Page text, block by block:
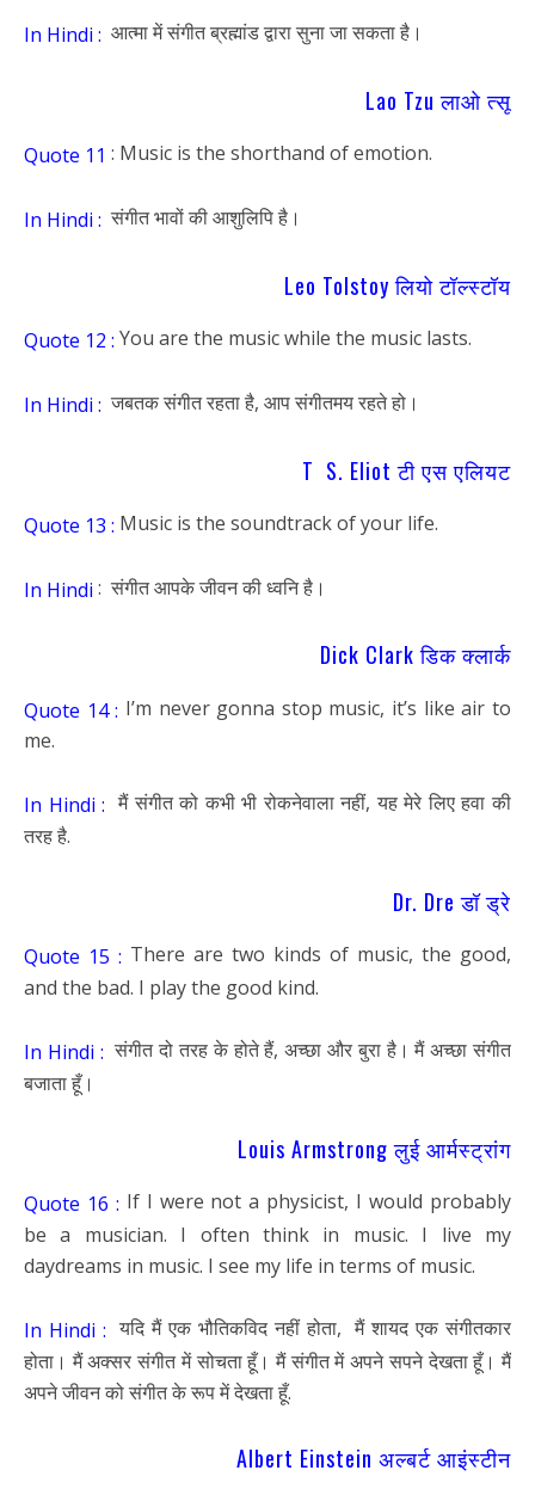
In Hindi : आत्मा में संगीत ब्रह्मांड द्वारा सुना जा सकता है।
Lao Tzu लाओ त्सू
Quote 11 : Music is the shorthand of emotion.
In Hindi : संगीत भावों की आशुलिपि है।
Leo Tolstoy लियो टॉल्स्टॉय
Quote 12 : You are the music while the music lasts.
In Hindi : जबतक संगीत रहता है, आप संगीतमय रहते हो।
T S. Eliot टी एस एलियट
Quote 13 : Music is the soundtrack of your life.
In Hindi : संगीत आपके जीवन की ध्वनि है।
Dick Clark डिक क्लार्क
Quote 14 : I’m never gonna stop music, it’s like air to
me.
In Hindi : मैं संगीत को कभी भी रोकनेवाला नहीं, यह मेरे लिए हवा की
तरह है.
Dr. Dre डॉ ड्रे
Quote 15 : There are two kinds of music, the good,
and the bad. I play the good kind.
In Hindi : संगीत दो तरह के होते हैं, अच्छा और बुरा है। मैं अच्छा संगीत
बजाता हूँ।
Louis Armstrong लुई आर्मस्ट्रांग
Quote 16 : If I were not a physicist, I would probably
be a musician. I often think in music. I live my
daydreams in music. I see my life in terms of music.
In Hindi : यदि मैं एक भौतिकविद नहीं होता, मैं शायद एक संगीतकार
होता। मैं अक्सर संगीत में सोचता हूँ। मैं संगीत में अपने सपने देखता हूँ। मैं
अपने जीवन को संगीत के रूप में देखता हूँ.
Albert Einstein अल्बर्ट आइंस्टीन